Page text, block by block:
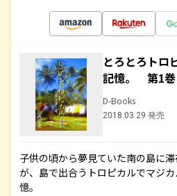
とろとろト
記憶。 第1巻
D-Books
2018.03.29 発売
子供の頃から夢見ていた南の島に
が、島で出合うトロピカルでマジ
憶。